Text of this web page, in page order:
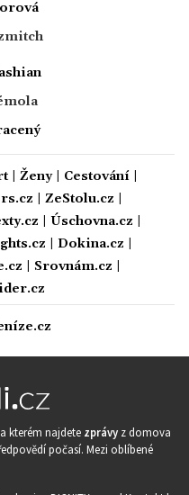
| Ženy| Cestování|
ZeStolu.cz
Úschovna.cz
Dokina.cz
Srovnám.cz
kterém najdete zprávy z domova
počasí. Mezi oblíbené